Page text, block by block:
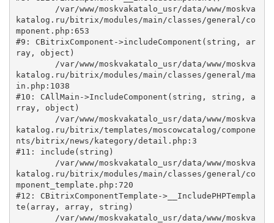
katalog.ru/bitrix/modules/main/classes/general/co
mponent.php:653
#9: CBitrixComponent->includeComponent(string, ar
ray, object)
katalog.ru/bitrix/modules/main/classes/general/ma
in.php:1038
#10: CAllMain->IncludeComponent(string, string, a
rray, object)
katalog.ru/bitrix/templates/moscowcatalog/compone
nts/bitrix/news/kategory/detail.php:3
#11: include(string)
katalog.ru/bitrix/modules/main/classes/general/co
mponent_template.php:720
#12: CBitrixComponentTemplate->__IncludePHPTempla
te(array, array, string)